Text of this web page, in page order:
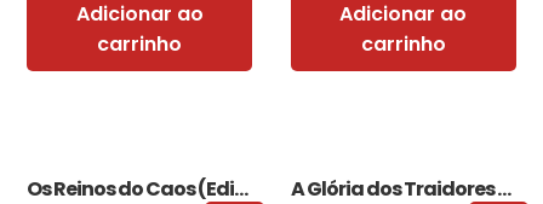
Adicionar ao
carrinho
Adicionar ao
carrinho
Os Reinos do Caos (Edição especial limitada)
A Glória dos Traidores (Edição especial limitada)